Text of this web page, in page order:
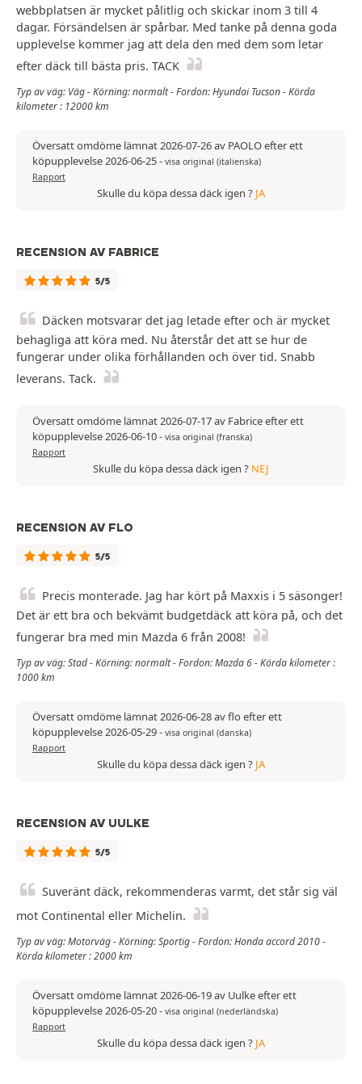
webbplatsen är mycket pålitlig och skickar inom 3 till 4
dagar. Försändelsen är spårbar. Med tanke på denna goda
upplevelse kommer jag att dela den med dem som letar
efter däck till bästa pris. TACK
Typ av väg: Väg - Körning: normalt - Fordon: Hyundai Tucson - Körda
kilometer : 12000 km
Översatt omdöme lämnat 2026-07-26 av PAOLO efter ett
köpupplevelse 2026-06-25- visa original (italienska)
Rapport
Skulle du köpa dessa däck igen ? JA
RECENSION AV FABRICE
5/5
Däcken motsvarar det jag letade efter och är mycket
behagliga att köra med. Nu återstår det att se hur de
fungerar under olika förhållanden och över tid. Snabb
leverans. Tack.
Översatt omdöme lämnat 2026-07-17 av Fabrice efter ett
köpupplevelse 2026-06-10- visa original (franska)
Rapport
Skulle du köpa dessa däck igen ? NEJ
RECENSION AV FLO
5/5
Precis monterade. Jag har kört på Maxxis i 5 säsonger!
Det är ett bra och bekvämt budgetdäck att köra på, och det
fungerar bra med min Mazda 6 från 2008!
Typ av väg: Stad - Körning: normalt - Fordon: Mazda 6 - Körda kilometer :
1000 km
Översatt omdöme lämnat 2026-06-28 av flo efter ett
köpupplevelse 2026-05-29- visa original (danska)
Rapport
Skulle du köpa dessa däck igen ? JA
RECENSION AV UULKE
5/5
Suveränt däck, rekommenderas varmt, det står sig väl
mot Continental eller Michelin.
Typ av väg: Motorväg - Körning: Sportig - Fordon: Honda accord 2010 -
Körda kilometer : 2000 km
Översatt omdöme lämnat 2026-06-19 av Uulke efter ett
köpupplevelse 2026-05-20- visa original (nederländska)
Rapport
Skulle du köpa dessa däck igen ? JA